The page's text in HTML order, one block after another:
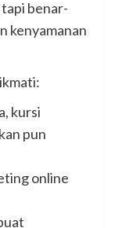
tapi benar-
kenyamanan
kursi
pun
online